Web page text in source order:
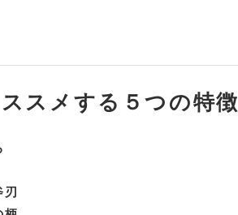
スメする ５つの特徴